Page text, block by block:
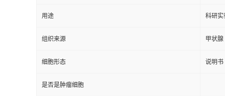
用途 科研实
组织来源 甲状腺
细胞形态 说明书
是否是肿瘤细胞